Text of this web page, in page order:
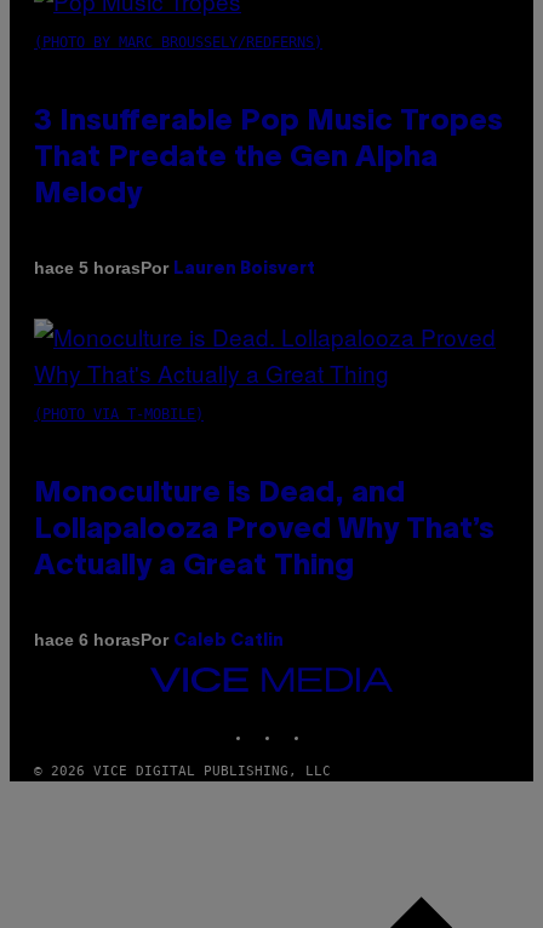
(PHOTO BY MARC BROUSSELY/REDFERNS)
3 Insufferable Pop Music Tropes
That Predate the Gen Alpha
Melody
hace 5 horasPor Lauren Boisvert
(PHOTO VIA T-MOBILE)
Monoculture is Dead, and
Lollapalooza Proved Why That’s
Actually a Great Thing
hace 6 horasPor Caleb Catlin
VICE
MEDIA
© 2026 VICE DIGITAL PUBLISHING, LLC